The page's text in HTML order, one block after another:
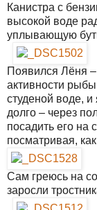
Канистра с
высокой воде
уплывающую
Появился Лёня
активности
студеной воде,
долго – через
посадить его на
посматривая,
Сам греюсь на
заросли